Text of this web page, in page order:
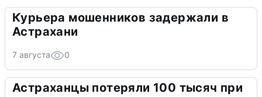
Курьера мошенников задержали в
Астрахани
7 августа 0
Астраханцы потеряли 100 тысяч при